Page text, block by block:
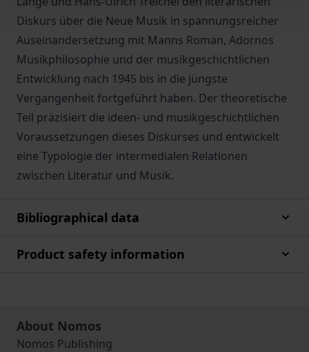
Diskurs über die Neue Musik in spannungsreicher
Auseinandersetzung mit Manns Roman, Adornos
Musikphilosophie und der musikgeschichtlichen
Entwicklung nach 1945 bis in die jüngste
Vergangenheit fortgeführt haben. Der theoretische
Teil präzisiert die ideen- und musikgeschichtlichen
Voraussetzungen dieses Diskurses und entwickelt
eine Typologie der intermedialen Relationen
zwischen Literatur und Musik.
Bibliographical data
Product safety information
About Nomos
Nomos Publishing